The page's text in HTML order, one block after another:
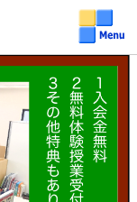
岸 入谷など）
ステップ）メニュ